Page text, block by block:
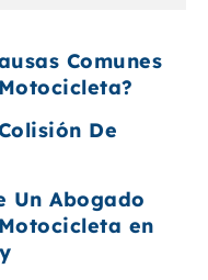
Comunes
De
Un Abogado
en